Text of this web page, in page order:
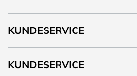
KUNDESERVICE
KUNDESERVICE